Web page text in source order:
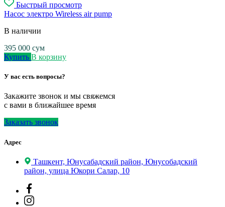
Быстрый просмотр
Насос электро Wireless air pump
В наличии
395 000 сум
Купить В корзину
У вас есть вопросы?
Закажите звонок и мы свяжемся
с вами в ближайшее время
Заказать звонок
Адрес
Ташкент, Юнусабадский район, Юнусобадский
район, улица Юкори Салар, 10